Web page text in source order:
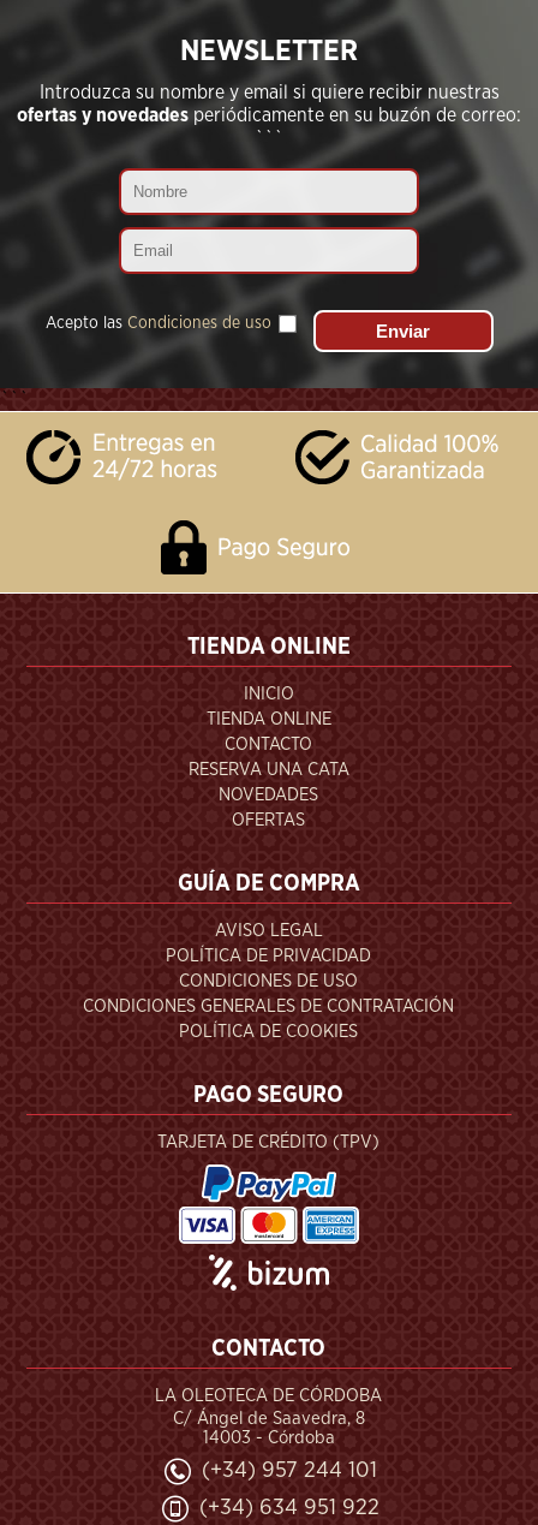
NEWSLETTER
Introduzca su nombre y email si quiere recibir nuestras
ofertas y novedades periódicamente en su buzón de correo:
```
Acepto las Condiciones de uso
```
TIENDA ONLINE
INICIO
TIENDA ONLINE
CONTACTO
RESERVA UNA CATA
NOVEDADES
OFERTAS
GUÍA DE COMPRA
AVISO LEGAL
POLÍTICA DE PRIVACIDAD
CONDICIONES DE USO
CONDICIONES GENERALES DE CONTRATACIÓN
POLÍTICA DE COOKIES
PAGO SEGURO
TARJETA DE CRÉDITO (TPV)
CONTACTO
LA OLEOTECA DE CÓRDOBA
C/ Ángel de Saavedra, 8
14003 - Córdoba
(+34) 957 244 101
(+34) 634 951 922